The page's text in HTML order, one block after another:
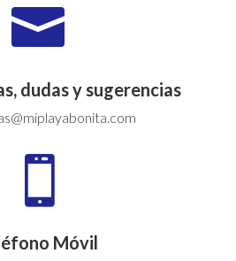

dudas y sugerencias

Móvil